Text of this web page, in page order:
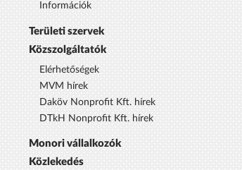
Információk
Területi szervek
Közszolgáltatók
Elérhetőségek
MVM hírek
Daköv Nonprofit Kft. hírek
DTkH Nonprofit Kft. hírek
Monori vállalkozók
Közlekedés